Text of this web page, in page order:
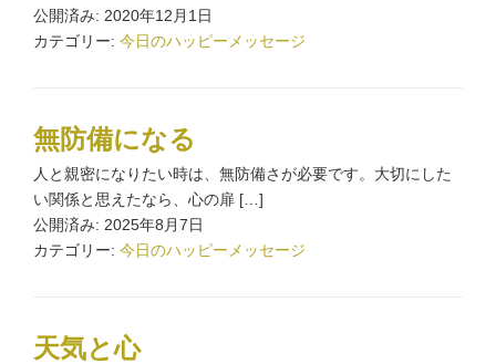
公開済み: 2020年12月1日
カテゴリー: 今日のハッピーメッセージ
無防備になる
人と親密になりたい時は、無防備さが必要です。大切にした
い関係と思えたなら、心の扉 […]
公開済み: 2025年8月7日
カテゴリー: 今日のハッピーメッセージ
天気と心